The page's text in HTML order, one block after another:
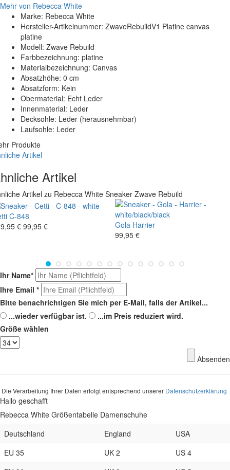
Mehr von Rebecca White
Marke: Rebecca White
Hersteller-Artikelnummer: ZwaveRebuildV1 Platine canvas
platine
Modell: Zwave Rebuild
Farbbezeichnung: platine
Materialbezeichnung: Canvas
Absatzhöhe: 0 cm
Absatzform: Kein
Obermaterial: Echt Leder
Innenmaterial: Leder
Decksohle: Leder (herausnehmbar)
Laufsohle: Leder
Produkte
Artikel
Artikel
Artikel zu Rebecca White Sneaker Zwave Rebuild
C-848
€ 99,95 € Gola Harrier
99,95 €
Ihr Name*
Ihre Email *
Bitte benachrichtigen Sie mich per E-Mail, falls der Artikel...
...wieder verfügbar ist.
...im Preis reduziert wird.
Größe wählen
Absenden
Die Verarbeitung Ihrer Daten erfolgt entsprechend unserer Datenschutzerklärung
Hallo geschafft
Rebecca White Größentabelle Damenschuhe
Deutschland
England
USA
EU 35
UK 2
US 4